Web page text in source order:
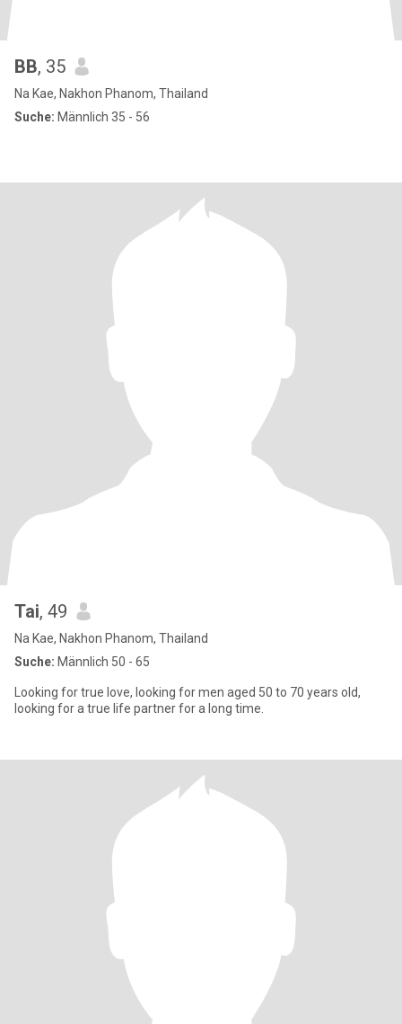
BB, 35
Na Kae, Nakhon Phanom, Thailand
Suche: Männlich 35 - 56
Tai, 49
Na Kae, Nakhon Phanom, Thailand
Suche: Männlich 50 - 65
Looking for true love, looking for men aged 50 to 70 years old,
looking for a true life partner for a long time.